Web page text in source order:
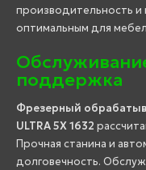
производительность и
оптимальным для
поддержка
Фрезерный
ULTRA 5X 1632
Прочная станина и
долговечность.